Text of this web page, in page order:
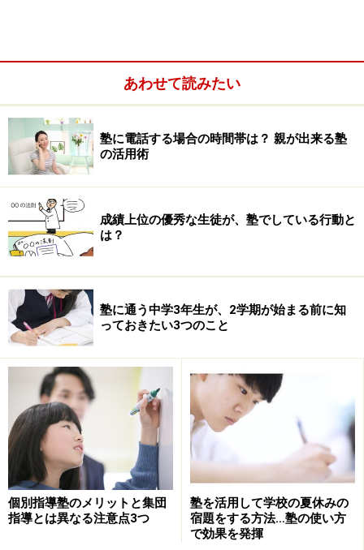
えられる機会があまりないところが多いです。「とにか
くじっくり親身に我が子の勉強を見てもらいたい」とい
うというスタンスで塾探しをしているのであれば問題あ
りません。
しかし、難関校の受験を希望する場合は、担当講師の指
導実績をあらかじめ聞いておくといいでしょう。志望校
が決まっているのなら、その希望を伝えることで、その
学校に生徒を多数合格させた指導実績がある講師を担当
また、担当講師が1年間にどれくらい代わる可能性があ
るかを聞いておくといいでしょう。個別指導塾は集団指
導塾よりも講師の交代が頻繁です。塾によっては毎回の
授業ごとに講師が代わるところもあります。そうなると
一貫した指導を受けられず、問題の解き方などで子ども
が混乱することもあります。
特に大学生がアルバイトで講師を勤めている塾は要注
意。大学生アルバイトは、テストやゼミの合宿、サーク
ルのイベントや就職活動などで欠勤することが多くなり
ます。年度途中で辞めてしまうことも多いのが実態で
あわせて読みたい
塾に電話する場合の時間帯は？ 親が出来る塾
の活用術
成績上位の優秀な生徒が、塾でしている行動と
は？
塾に通う中学3年生が、2学期が始まる前に知
っておきたい3つのこと
個別指導塾のメリットと集団
指導とは異なる注意点3つ
塾を活用して学校の夏休みの
宿題をする方法…塾の使い方
で効果を発揮